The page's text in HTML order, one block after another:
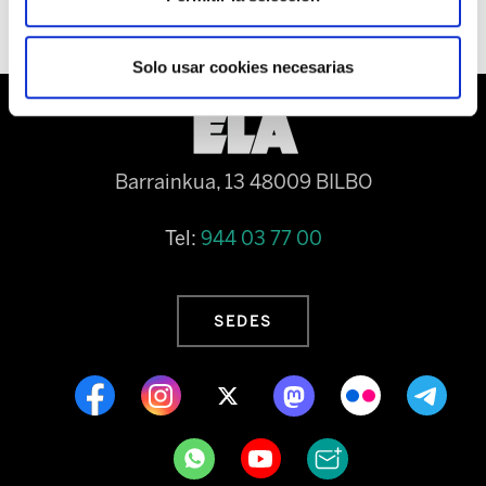
Solo usar cookies necesarias
Barrainkua, 13 48009 BILBO
Tel: 944 03 77 00
SEDES